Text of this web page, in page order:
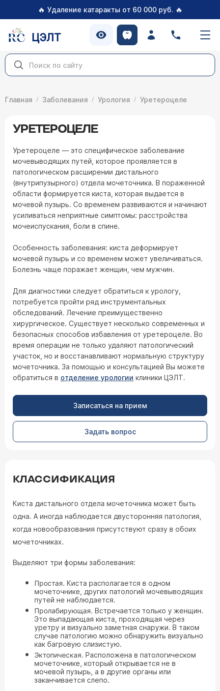
🔥 Удаление катаракты от 60 000 руб. 🔥
ЦЭЛТ
Главная Заболевания Урология Уретероцеле
УРЕТЕРОЦЕЛЕ
Уретероцеле — это специфическое заболевание
мочевыводящих путей, которое проявляется в
патологическом расширении дистального
(внутрипузырного) отдела мочеточника. В пораженной
области формируется киста, которая выдается в
мочевой пузырь. Со временем развиваются и начинают
усиливаться неприятные симптомы: расстройства
мочеиспускания, боли в спине.
Особенность заболевания: киста деформирует
мочевой пузырь и со временем может увеличиваться.
Болезнь чаще поражает женщин, чем мужчин.
Для диагностики следует обратиться к урологу,
потребуется пройти ряд инструментальных
обследований. Лечение преимущественно
хирургическое. Существует несколько современных и
безопасных способов избавления от уретероцеле. Во
время операции не только удаляют патологический
участок, но и восстанавливают нормальную структуру
мочеточника. За помощью и консультацией Вы можете
обратиться в отделение урологии клиники ЦЭЛТ.
Записаться на прием
Задать вопрос
КЛАССИФИКАЦИЯ
Киста дистального отдела мочеточника может быть
одна. А иногда наблюдается двусторонняя патология,
когда новообразования присутствуют сразу в обоих
мочеточниках.
Выделяют три формы заболевания:
Простая. Киста располагается в одном
мочеточнике, других патологий мочевыводящих
путей не наблюдается.
Пролабирующая. Встречается только у женщин.
Это выпадающая киста, проходящая через
уретру и визуально заметная снаружи. В таком
случае патологию можно обнаружить визуально
как багровую слизистую.
Эктопическая. Расположена в патологическом
мочеточнике, который открывается не в
мочевой пузырь, а в другие органы или
заканчивается слепо.